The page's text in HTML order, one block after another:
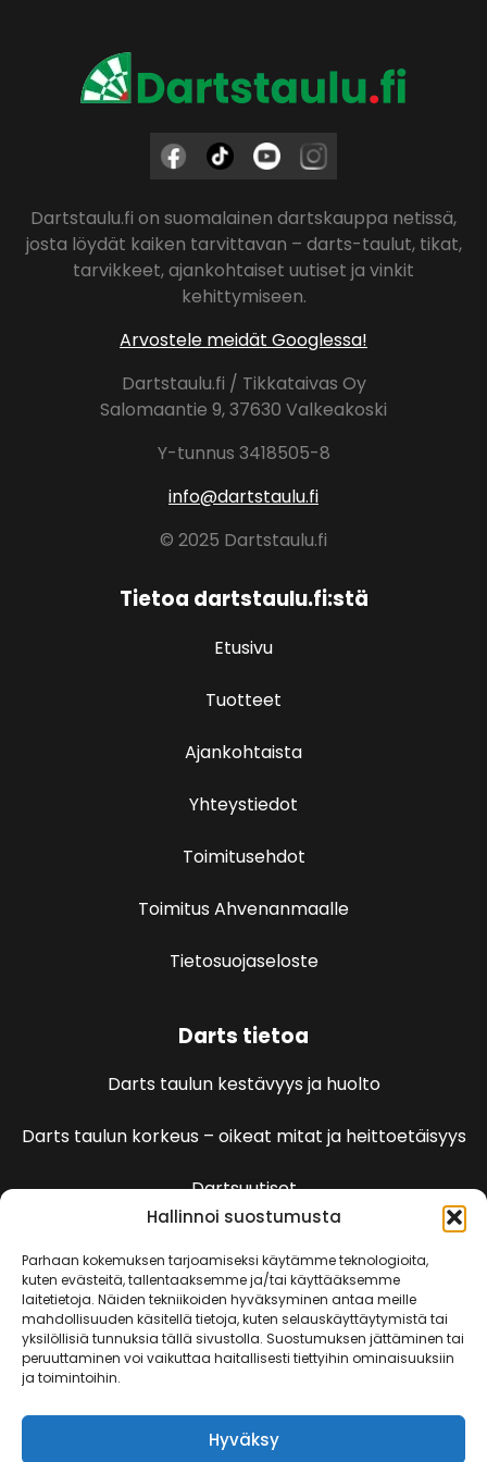
Hallinnoi suostumusta
Parhaan kokemuksen tarjoamiseksi käytämme teknologioita,
kuten evästeitä, tallentaaksemme ja/tai käyttääksemme
laitetietoja. Näiden tekniikoiden hyväksyminen antaa meille
mahdollisuuden käsitellä tietoja, kuten selauskäyttäytymistä tai
yksilöllisiä tunnuksia tällä sivustolla. Suostumuksen jättäminen tai
peruuttaminen voi vaikuttaa haitallisesti tiettyihin ominaisuuksiin
ja toimintoihin.
Hyväksy
Dartstaulu.fi on suomalainen dartskauppa netissä,
josta löydät kaiken tarvittavan – darts-taulut, tikat,
tarvikkeet, ajankohtaiset uutiset ja vinkit
kehittymiseen.
Arvostele meidät Googlessa!
Dartstaulu.fi / Tikkataivas Oy
Salomaantie 9, 37630 Valkeakoski
Y-tunnus 3418505-8
info@dartstaulu.fi
© 2025 Dartstaulu.fi
Tietoa dartstaulu.fi:stä
Etusivu
Tuotteet
Ajankohtaista
Yhteystiedot
Toimitusehdot
Toimitus Ahvenanmaalle
Tietosuojaseloste
Darts tietoa
Darts taulun kestävyys ja huolto
Darts taulun korkeus – oikeat mitat ja heittoetäisyys
Dartsuutiset
Dartspelien sääntöjä
501 Pelin säännöt
Kenguru
Killeri